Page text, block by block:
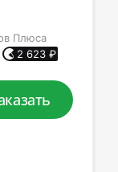
Плюса
2 623 ₽